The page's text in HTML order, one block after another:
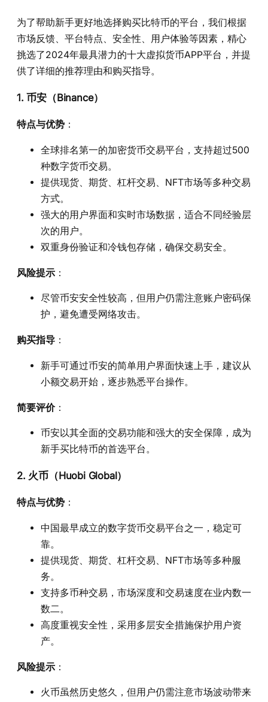
为了帮助新手更好地选择购买比特币的平台，我们根据
市场反馈、平台特点、安全性、用户体验等因素，精心
挑选了2024年最具潜力的十大虚拟货币APP平台，并提
供了详细的推荐理由和购买指导。
1. 币安（Binance）
特点与优势 ：
全球排名第一的加密货币交易平台，支持超过500
种数字货币交易。
提供现货、期货、杠杆交易、NFT市场等多种交易
方式。
强大的用户界面和实时市场数据，适合不同经验层
次的用户。
双重身份验证和冷钱包存储，确保交易安全。
风险提示 ：
尽管币安安全性较高，但用户仍需注意账户密码保
护，避免遭受网络攻击。
购买指导 ：
新手可通过币安的简单用户界面快速上手，建议从
小额交易开始，逐步熟悉平台操作。
简要评价：
币安以其全面的交易功能和强大的安全保障，成为
新手买比特币的首选平台。
2. 火币（Huobi Global）
特点与优势 ：
中国最早成立的数字货币交易平台之一，稳定可
靠。
提供现货、期货、杠杆交易、NFT市场等多种服
务。
支持多币种交易，市场深度和交易速度在业内数一
数二。
高度重视安全性，采用多层安全措施保护用户资
产。
风险提示 ：
火币虽然历史悠久，但用户仍需注意市场波动带来